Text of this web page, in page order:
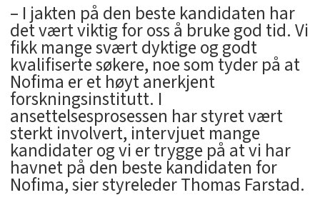
– I jakten på den beste kandidaten har
det vært viktig for oss å bruke god tid. Vi
fikk mange svært dyktige og godt
kvalifiserte søkere, noe som tyder på at
Nofima er et høyt anerkjent
forskningsinstitutt. I
ansettelsesprosessen har styret vært
sterkt involvert, intervjuet mange
kandidater og vi er trygge på at vi har
havnet på den beste kandidaten for
Nofima, sier styreleder Thomas Farstad.